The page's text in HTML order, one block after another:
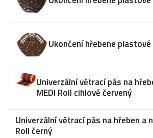
Ukončení hřebene plastové
Univerzální větrací pás na
MEDI Roll cihlově červený
Univerzální větrací pás na hřeben a
Roll černý